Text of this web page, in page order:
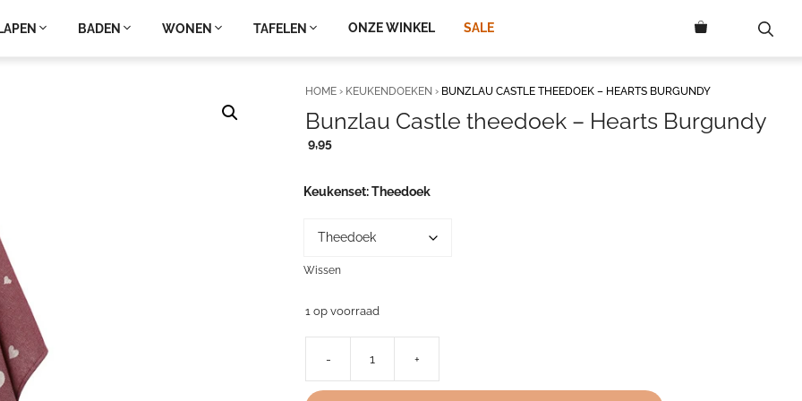
BADEN WONEN TAFELEN ONZE WINKEL SALE
HOME › KEUKENDOEKEN › BUNZLAU CASTLE THEEDOEK – HEARTS BURGUNDY
Bunzlau Castle theedoek – Hearts Burgundy
9,95
Keukenset Theedoek
Wissen
1 op voorraad
-
Castle
+